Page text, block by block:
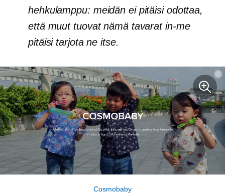
hehkulamppu: meidän ei pitäisi odottaa,
että muut tuovat nämä tavarat in-me
pitäisi tarjota ne itse.
Cosmobaby